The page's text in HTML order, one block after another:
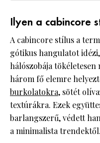
Ilyen a cabincore
A cabincore stílus a
gótikus hangulatot
hálószobája
három fő elemre
burkolatokra, sötét
textúrákra. Ezek
barlangszerű, védett
a minimalista trendektől.